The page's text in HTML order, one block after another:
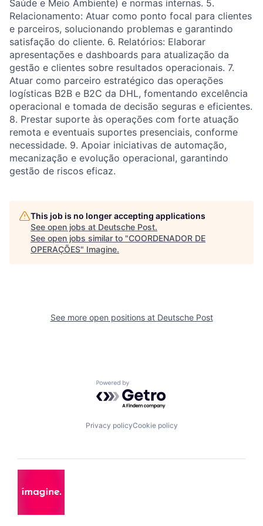
Saúde e Meio Ambiente) e normas internas. 5.
Relacionamento: Atuar como ponto focal para clientes
e parceiros, solucionando problemas e garantindo
satisfação do cliente. 6. Relatórios: Elaborar
apresentações e dashboards para atualização da
gestão e clientes sobre resultados operacionais. 7.
Atuar como parceiro estratégico das operações
logísticas B2B e B2C da DHL, fomentando excelência
operacional e tomada de decisão seguras e eficientes.
8. Prestar suporte às operações com forte atuação
remota e eventuais suportes presenciais, conforme
necessidade. 9. Apoiar iniciativas de automação,
mecanização e evolução operacional, garantindo
gestão de riscos eficaz.
This job is no longer accepting applications
See open jobs at Deutsche Post.
See open jobs similar to "COORDENADOR DE
OPERAÇÕES" Imagine.
See more open positions at Deutsche Post
Powered by Getro.com
Privacy policyCookie policy